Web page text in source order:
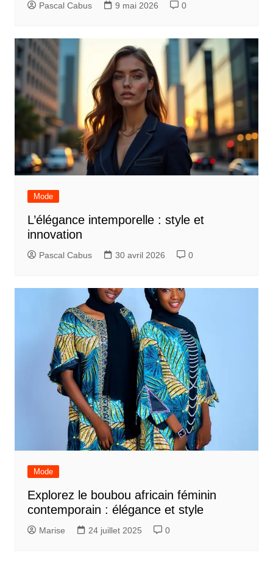
Pascal Cabus 9 mai 2026 0
Mode
L’élégance intemporelle : style et
innovation
Pascal Cabus 30 avril 2026 0
Mode
Explorez le boubou africain féminin
contemporain : élégance et style
Marise 24 juillet 2025 0